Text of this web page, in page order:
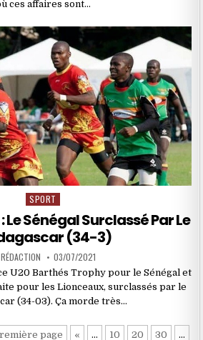
ces affaires sont…
Posted
in
SPORT
Le Sénégal Surclassé Par Le
(34-3)
03/07/2021
U20 Barthés Trophy pour le Sénégal et
pour les Lionceaux, surclassés par le
(34-03). Ça morde très…
page « … 10 20 30 …